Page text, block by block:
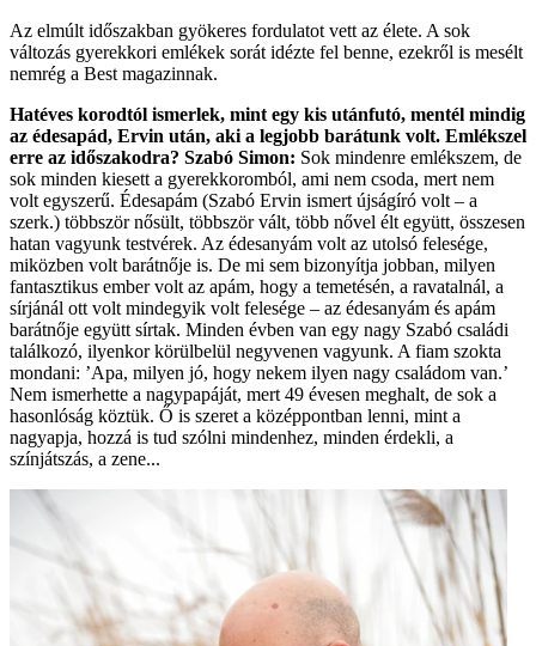
Az elmúlt időszakban gyökeres fordulatot vett az élete. A sok
változás gyerekkori emlékek sorát idézte fel benne, ezekről is mesélt
nemrég a Best magazinnak.
Hatéves korodtól ismerlek, mint egy kis utánfutó, mentél mindig
az édesapád, Ervin után, aki a legjobb barátunk volt. Emlékszel
erre az időszakodra? Szabó Simon: Sok mindenre emlékszem, de
sok minden kiesett a gyerekkoromból, ami nem csoda, mert nem
volt egyszerű. Édesapám (Szabó Ervin ismert újságíró volt – a
szerk.) többször nősült, többször vált, több nővel élt együtt, összesen
hatan vagyunk testvérek. Az édesanyám volt az utolsó felesége,
miközben volt barátnője is. De mi sem bizonyítja jobban, milyen
fantasztikus ember volt az apám, hogy a temetésén, a ravatalnál, a
sírjánál ott volt mindegyik volt felesége – az édesanyám és apám
barátnője együtt sírtak. Minden évben van egy nagy Szabó családi
találkozó, ilyenkor körülbelül negyvenen vagyunk. A fiam szokta
mondani: ’Apa, milyen jó, hogy nekem ilyen nagy családom van.’
Nem ismerhette a nagypapáját, mert 49 évesen meghalt, de sok a
hasonlóság köztük. Ő is szeret a középpontban lenni, mint a
nagyapja, hozzá is tud szólni mindenhez, minden érdekli, a
színjátszás, a zene...